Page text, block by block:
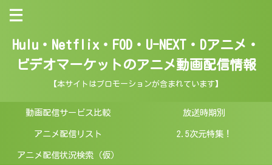
Hulu・Netflix・FOD・U-NEXT・Dアニメ・
ビデオマーケットのアニメ動画配信情報
【本サイトはプロモーションが含まれています】
動画配信サービス比較 放送時期別
アニメ配信リスト 2.5次元特集！
アニメ配信状況検索（仮）